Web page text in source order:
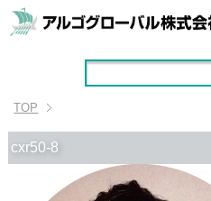
TOP
cxr50-8